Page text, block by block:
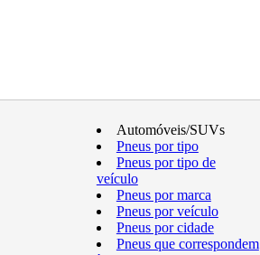
Automóveis/SUVs
Pneus por tipo
Pneus por tipo de
veículo
Pneus por marca
Pneus por veículo
Pneus por cidade
Pneus que correspondem